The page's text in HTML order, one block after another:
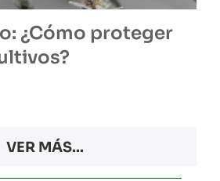
¿Cómo proteger
VER MÁS...